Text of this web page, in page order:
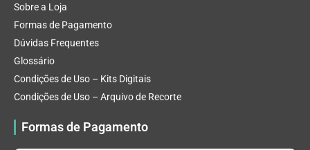
Sobre a Loja
Formas de Pagamento
Dúvidas Frequentes
Glossário
Condições de Uso – Kits Digitais
Condições de Uso – Arquivo de Recorte
Formas de Pagamento